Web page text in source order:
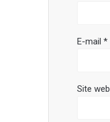
E-mail*
Site web